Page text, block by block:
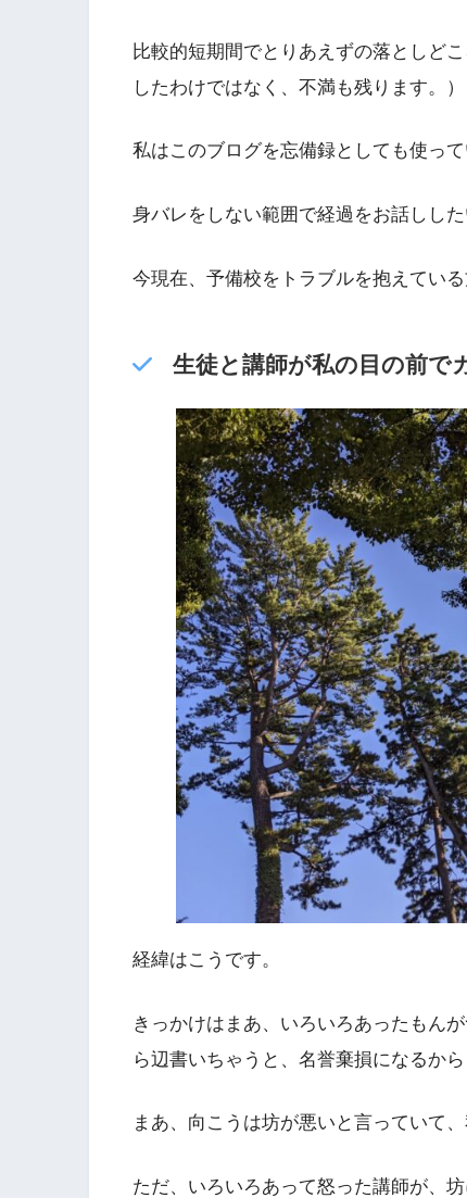
比較的短期間でとりあえずの落としど
したわけではなく、不満も残ります。）
私はこのブログを忘備録としても使って
身バレをしない範囲で経過をお話しした
今現在、予備校をトラブルを抱えてい
生徒と講師が私の目の前で
経緯はこうです。
きっかけはまあ、いろいろあったもん
ら辺書いちゃうと、名誉棄損になるから
まあ、向こうは坊が悪いと言っていて
ただ、いろいろあって怒った講師が、